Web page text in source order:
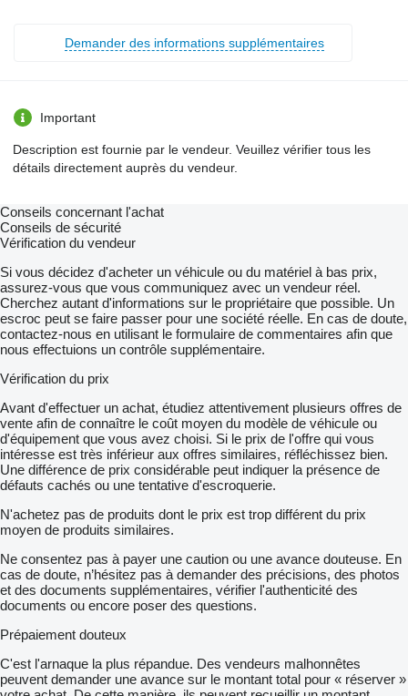
Demander des informations supplémentaires
Important
Description est fournie par le vendeur. Veuillez vérifier tous les
détails directement auprès du vendeur.
Conseils concernant l'achat
Conseils de sécurité
Vérification du vendeur
Si vous décidez d'acheter un véhicule ou du matériel à bas prix,
assurez-vous que vous communiquez avec un vendeur réel.
Cherchez autant d'informations sur le propriétaire que possible. Un
escroc peut se faire passer pour une société réelle. En cas de doute,
contactez-nous en utilisant le formulaire de commentaires afin que
nous effectuions un contrôle supplémentaire.
Vérification du prix
Avant d'effectuer un achat, étudiez attentivement plusieurs offres de
vente afin de connaître le coût moyen du modèle de véhicule ou
d'équipement que vous avez choisi. Si le prix de l'offre qui vous
intéresse est très inférieur aux offres similaires, réfléchissez bien.
Une différence de prix considérable peut indiquer la présence de
défauts cachés ou une tentative d'escroquerie.
N'achetez pas de produits dont le prix est trop différent du prix
moyen de produits similaires.
Ne consentez pas à payer une caution ou une avance douteuse. En
cas de doute, n’hésitez pas à demander des précisions, des photos
et des documents supplémentaires, vérifier l'authenticité des
documents ou encore poser des questions.
Prépaiement douteux
C'est l'arnaque la plus répandue. Des vendeurs malhonnêtes
peuvent demander une avance sur le montant total pour « réserver »